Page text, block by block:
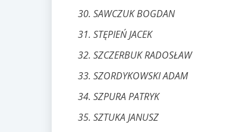
SAWCZUK BOGDAN
STĘPIEŃ JACEK
SZCZERBUK RADOSŁAW
SZORDYKOWSKI ADAM
SZPURA PATRYK
SZTUKA JANUSZ